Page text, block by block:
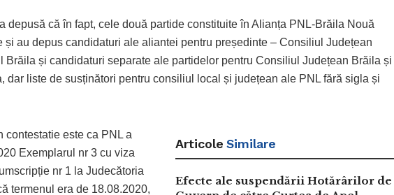
depusă că în fapt, cele două partide constituite în Alianța PNL-Brăila Nouă
au depus candidaturi ale aliantei pentru președinte – Consiliul Județean
Brăila și candidaturi separate ale partidelor pentru Consiliul Județean Brăila și
dar liste de susținători pentru consiliul local și județean ale PNL fără sigla și
Articole Similare
Efecte ale suspendării Hotărârilor de
contestatie este ca PNL a
Exemplarul nr 3 cu viza
nr 1 la Judecătoria
termenul era de 18.08.2020,